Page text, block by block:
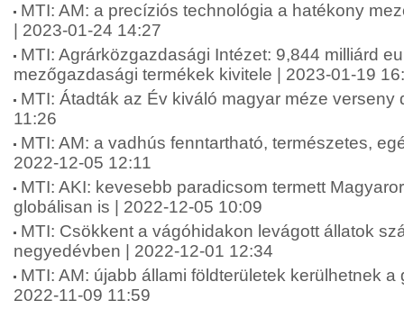
MTI: AM: a precíziós technológia a hatékony
| 2023-01-24 14:27
MTI: Agrárközgazdasági Intézet: 9,844 milliárd
mezőgazdasági termékek kivitele | 2023-01-19
MTI: Átadták az Év kiváló magyar méze verseny
11:26
MTI: AM: a vadhús fenntartható, természetes,
2022-12-05 12:11
MTI: AKI: kevesebb paradicsom termett
globálisan is | 2022-12-05 10:09
MTI: Csökkent a vágóhidakon levágott állatok
negyedévben | 2022-12-01 12:34
MTI: AM: újabb állami földterületek kerülhetnek
2022-11-09 11:59